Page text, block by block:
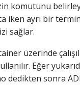
komutunu
iken ayrı bir
sağlar.
üzerinde
Eğer
dedikten sonra